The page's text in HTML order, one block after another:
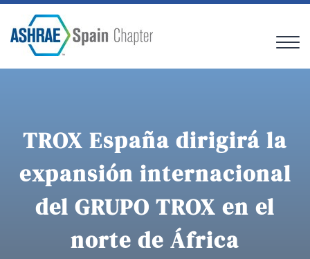
TROX España dirigirá la
expansión internacional
del GRUPO TROX en el
norte de África